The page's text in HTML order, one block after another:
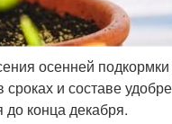
осенней
и составе
конца декабря.